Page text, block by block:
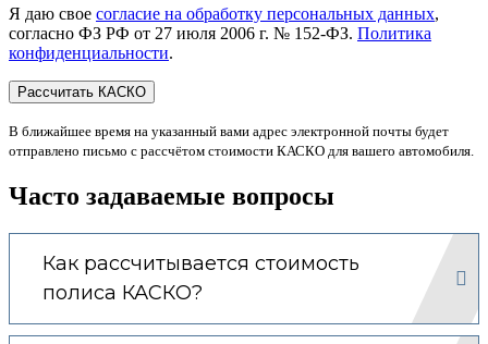
Я даю свое согласие на обработку персональных данных,
согласно ФЗ РФ от 27 июля 2006 г. № 152-ФЗ. Политика
конфиденциальности.
В ближайшее время на указанный вами адрес электронной почты будет
отправлено письмо с рассчётом стоимости КАСКО для вашего автомобиля.
Часто задаваемые вопросы
Как рассчитывается стоимость
полиса КАСКО?